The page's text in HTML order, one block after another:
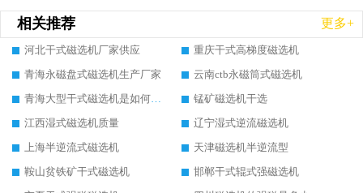
相关推荐 更多+
河北干式磁选机厂家供应
重庆干式高梯度磁选机
青海永磁盘式磁选机生产厂家
云南ctb永磁筒式磁选机
青海大型干式磁选机是如何选矿的
锰矿磁选机干选
江西湿式磁选机质量
辽宁湿式逆流磁选机
上海半逆流式磁选机
天津磁选机半逆流型
鞍山贫铁矿干式磁选机
邯郸干式辊式强磁选机